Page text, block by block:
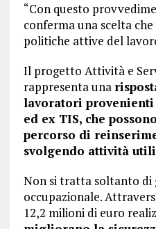
“Con questo
conferma una scelta
politiche attive del
Il progetto Attività e
rappresenta una
lavoratori provenienti
ed ex TIS, che
percorso di
svolgendo attività
Non si tratta soltanto di
occupazionale.
12,2 milioni di euro